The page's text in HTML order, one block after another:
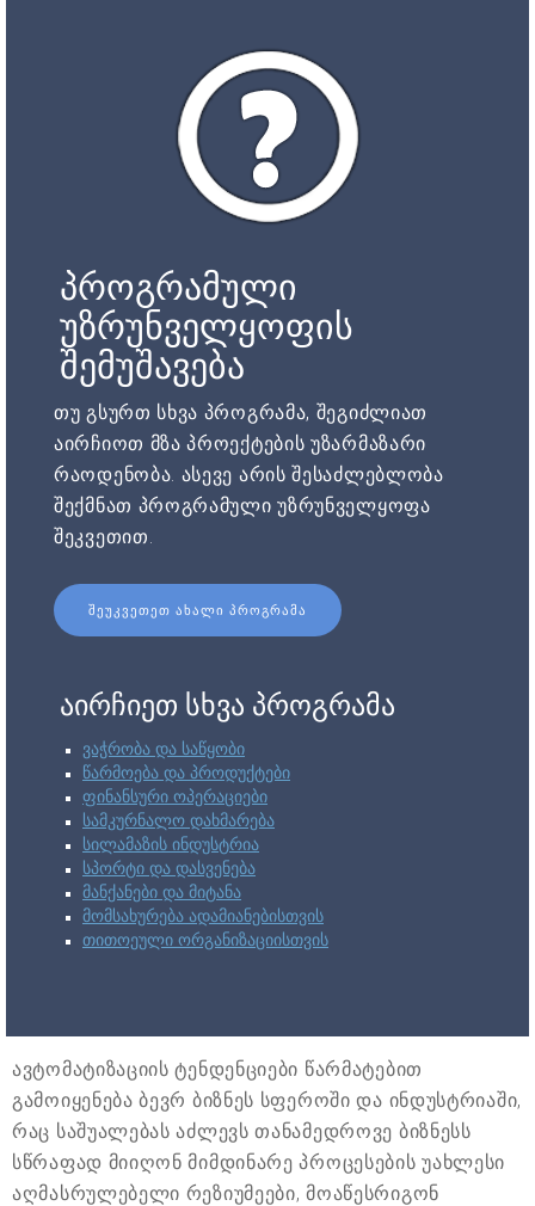
პროგრამული
უზრუნველყოფის
შემუშავება
თუ გსურთ სხვა პროგრამა, შეგიძლიათ
აირჩიოთ მზა პროექტების უზარმაზარი
რაოდენობა. ასევე არის შესაძლებლობა
შექმნათ პროგრამული უზრუნველყოფა
შეკვეთით.
ᲨᲔᲣᲙᲕᲔᲗᲔᲗ ᲐᲮᲐᲚᲘ ᲞᲠᲝᲒᲠᲐᲛᲐ
აირჩიეთ სხვა პროგრამა
ვაჭრობა და საწყობი
წარმოება და პროდუქტები
ფინანსური ოპერაციები
სამკურნალო დახმარება
სილამაზის ინდუსტრია
სპორტი და დასვენება
მანქანები და მიტანა
მომსახურება ადამიანებისთვის
თითოეული ორგანიზაციისთვის
ავტომატიზაციის ტენდენციები წარმატებით
გამოიყენება ბევრ ბიზნეს სფეროში და ინდუსტრიაში,
რაც საშუალებას აძლევს თანამედროვე ბიზნესს
სწრაფად მიიღონ მიმდინარე პროცესების უახლესი
აღმასრულებელი რეზიუმეები, მოაწესრიგონ